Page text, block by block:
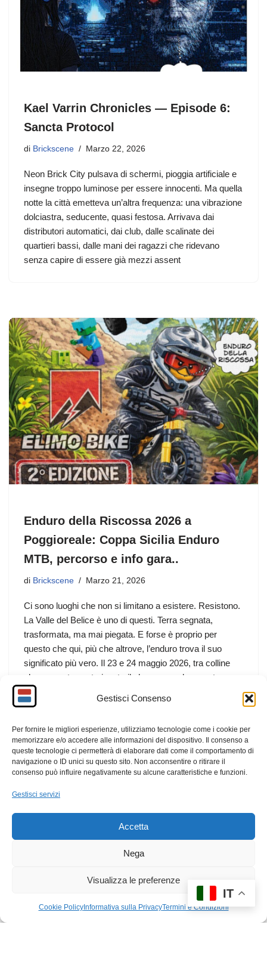
Gestisci Consenso
Per fornire le migliori esperienze, utilizziamo tecnologie come i cookie per
memorizzare e/o accedere alle informazioni del dispositivo. Il consenso a
queste tecnologie ci permetterà di elaborare dati come il comportamento di
navigazione o ID unici su questo sito. Non acconsentire o ritirare il
consenso può influire negativamente su alcune caratteristiche e funzioni.
Gestisci servizi
Accetta
Nega
Visualizza le preferenze
Cookie PolicyInformativa sulla PrivacyTermini e Condizioni
Kael Varrin Chronicles — Episode 6:
Sancta Protocol
di Brickscene Marzo 22, 2026
Neon Brick City pulsava di schermi, pioggia artificiale e
insegne troppo luminose per essere innocenti. Ma quella
notte la città emetteva un’altra frequenza: una vibrazione
dolciastra, seducente, quasi festosa. Arrivava dai
distributori automatici, dai club, dalle scalinate dei
quartieri bassi, dalle mani dei ragazzi che ridevano
senza capire di essere già mezzi assent
Enduro della Riscossa 2026 a
Poggioreale: Coppa Sicilia Enduro
MTB, percorso e info gara..
di Brickscene Marzo 21, 2026
Ci sono luoghi che non si limitano a esistere. Resistono.
La Valle del Belice è uno di questi. Terra segnata,
trasformata, ma mai piegata. E forse è proprio per
questo che qui, più che altrove, l’enduro trova il suo
significato più vero. Il 23 e 24 maggio 2026, tra colline
che raccontano storie e trail che non perdonano, torna
uno degli eventi più attesi della stagione:
Enduro della Riscossa 2026 Non è solo una gara. È
« Precedente 1 2 3 4 5 … 9
IT